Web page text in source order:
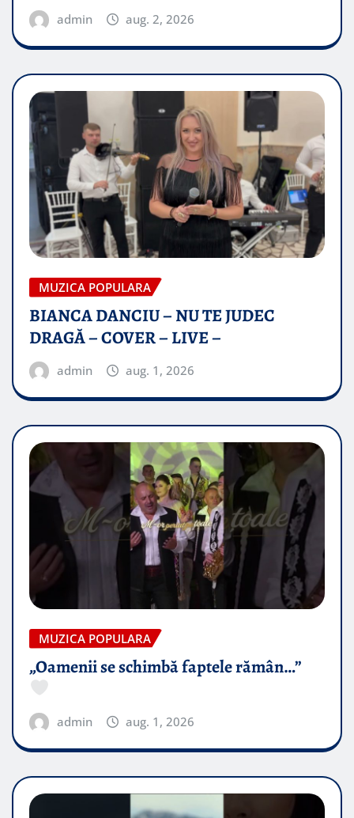
admin aug. 2, 2026
MUZICA POPULARA
BIANCA DANCIU – NU TE JUDEC
DRAGĂ – COVER – LIVE –
admin aug. 1, 2026
MUZICA POPULARA
„Oamenii se schimbă faptele rămân…”
admin aug. 1, 2026